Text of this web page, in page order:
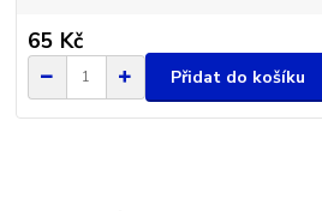
65 Kč
Přidat do košíku